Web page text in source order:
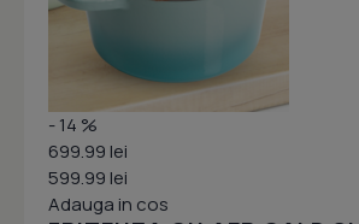
- 14 %
699.99 lei
599.99 lei
Adauga in cos